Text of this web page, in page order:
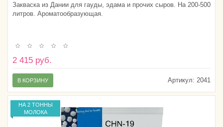
Закваска из Дании для гауды, эдама и прочих сыров. На 200-500
литров. Ароматообразующая.
2 415 руб.
Артикул: 2041
В КОРЗИНУ
НА 2 ТОННЫ
МОЛОКА